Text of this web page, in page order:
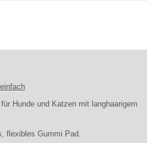
Hunde und Katzen mit langhaarigem
flexibles Gummi Pad.